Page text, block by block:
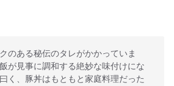
のある秘伝のタレがかかっていま
が見事に調和する絶妙な味付けにな
く、豚丼はもともと家庭料理だった